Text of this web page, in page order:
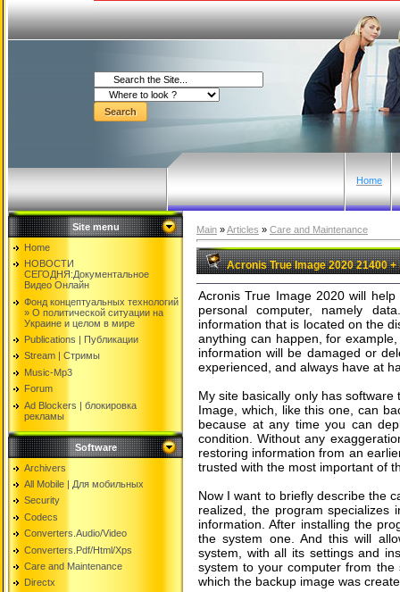
Home
Site menu
Home
НОВОСТИ
СЕГОДНЯ:Документальнoе
Видео Oнлайн
Фонд концептуальных технологий
» O политической ситуации на
Украине и целом в мире
Publications | Публикации
Stream | Стримы
Music-Mp3
Forum
Ad Blockers | блокировкa
рекламы
Software
Archivers
All Mobile | Для мобильных
Security
Codecs
Converters.Audio/Video
Converters.Pdf/Html/Xps
Care and Maintenance
Directx
Main »Articles » Care and Maintenance
Acronis True Image 2020 21400 +
Acronis True Image 2020 will
personal computer, namely
information that is located on the
anything can happen, for
information will be damaged or
experienced, and always have at
My site basically only has
Image, which, like this one, can
because at any time you can
condition. Without any
restoring information from an
trusted with the most important of
Now I want to briefly describe the
realized, the program
information. After installing the
the system one. And this will
system, with all its settings and
system to your computer from
which the backup image was